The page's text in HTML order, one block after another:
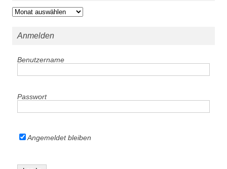
Archiv
Anmelden
Benutzername
Passwort
Angemeldet bleiben